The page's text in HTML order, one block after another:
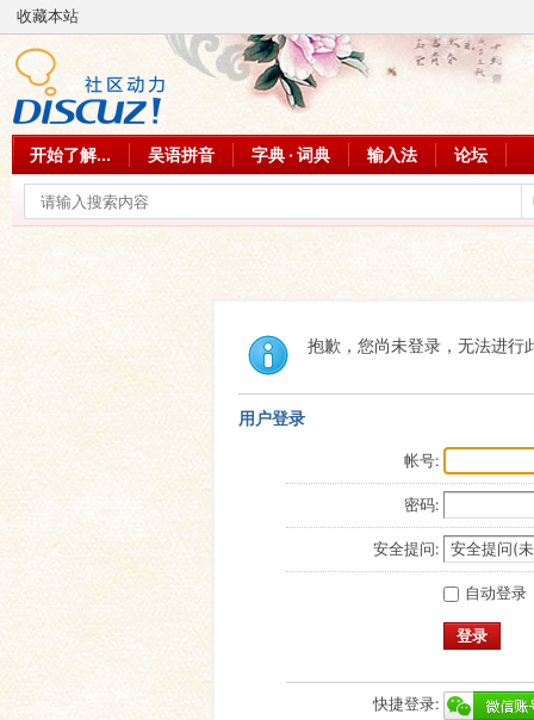
收藏本站
开始了解... 吴语拼音 字典 · 词典 输入法 论坛
抱歉，您尚未登录，无法进行
用户登录
帐号:
密码:
安全提问:
自动登录
登录
快捷登录: